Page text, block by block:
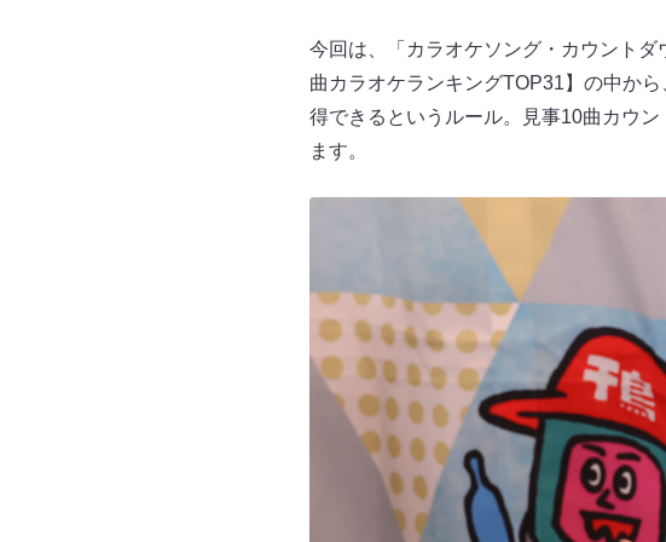
今回は、「カラオケソング・カウント
曲カラオケランキングTOP31】の中か
得できるというルール。見事10曲カウ
ます。